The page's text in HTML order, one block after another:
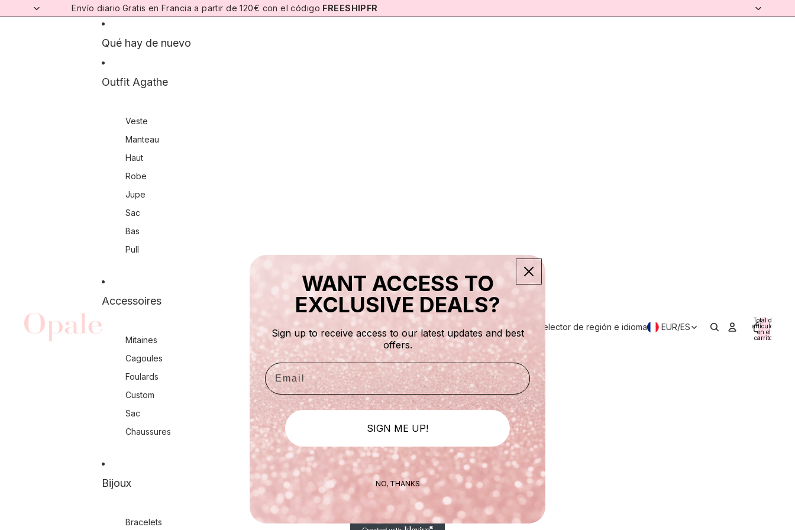
Envío diario Gratis en Francia a partir de 120€ con el código FREESHIPFR
Qué hay de nuevo
Outfit Agathe
Veste
Manteau
Haut
Robe
Jupe
Sac
Bas
Pull
Accessoires
Mitaines
Cagoules
Foulards
Custom
Sac
Chaussures
Bijoux
Bracelets
Abrir selector de región e idioma EUR/ES
Total de
artículos
en el
carrito:
WANT ACCESS TO
EXCLUSIVE DEALS?
Sign up to receive access to our latest updates and best
offers.
Email
SIGN ME UP!
NO, THANKS